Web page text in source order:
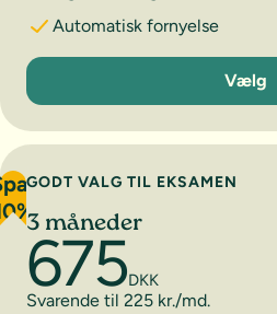
Automatisk fornyelse
1 måned
Vælg
GODT VALG TIL EKSAMEN
3 måneder
675DKK
Svarende til 225 kr./md.